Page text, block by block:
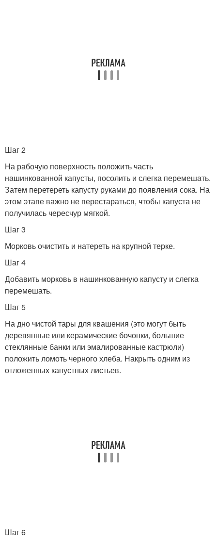
Шаг 2
На рабочую поверхность положить часть
нашинкованной капусты, посолить и слегка перемешать.
Затем перетереть капусту руками до появления сока. На
этом этапе важно не перестараться, чтобы капуста не
получилась чересчур мягкой.
Шаг 3
Морковь очистить и натереть на крупной терке.
Шаг 4
Добавить морковь в нашинкованную капусту и слегка
перемешать.
Шаг 5
На дно чистой тары для квашения (это могут быть
деревянные или керамические бочонки, большие
стеклянные банки или эмалированные кастрюли)
положить ломоть черного хлеба. Накрыть одним из
отложенных капустных листьев.
Шаг 6